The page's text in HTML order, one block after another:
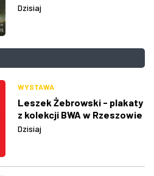
Dzisiaj
WYSTAWA
Leszek Żebrowski - plakaty
z kolekcji BWA w Rzeszowie
Dzisiaj